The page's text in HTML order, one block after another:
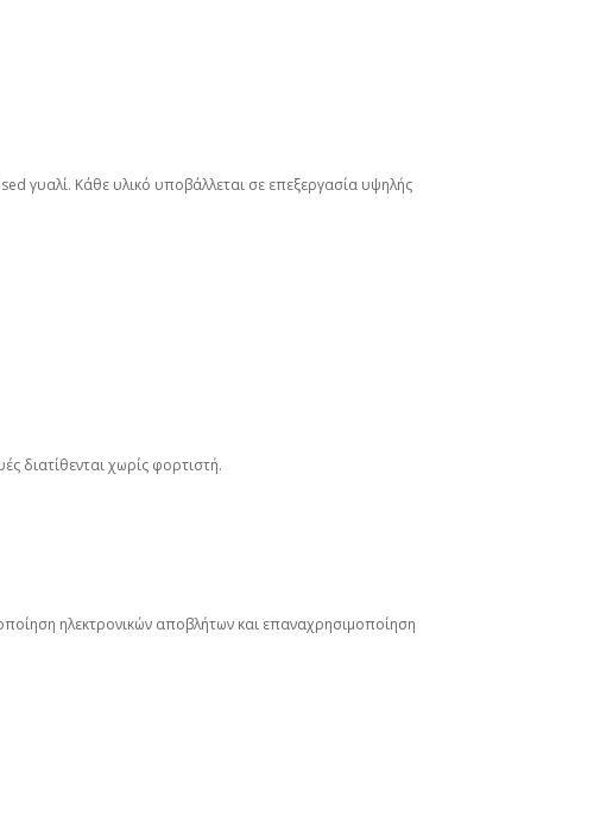
γυαλί. Κάθε υλικό υποβάλλεται σε επεξεργασία υψηλής
διατίθενται χωρίς φορτιστή.
ηλεκτρονικών αποβλήτων και επαναχρησιμοποίηση